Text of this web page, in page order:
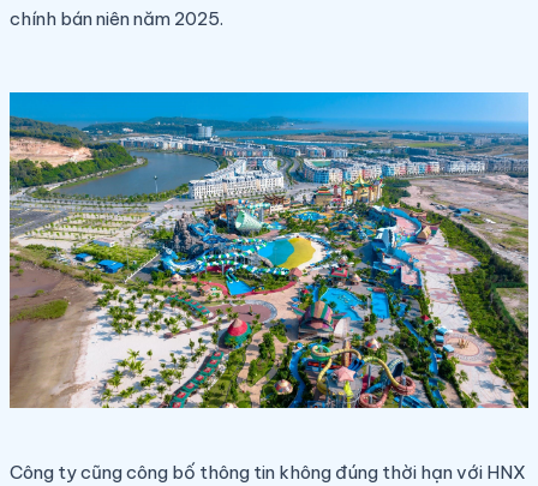
chính bán niên năm 2025.
Công ty cũng công bố thông tin không đúng thời hạn với HNX